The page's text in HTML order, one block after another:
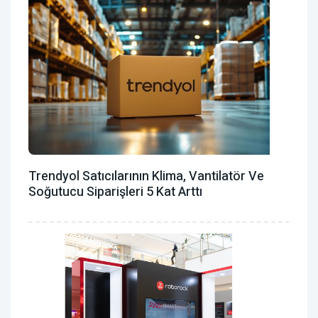
Trendyol Satıcılarının Klima, Vantilatör ‎ve
Soğutucu Siparişleri 5 Kat Arttı